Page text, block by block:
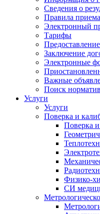
Сведения о
Правила
Электронный
Тарифы
Заключение
Электронные
Важные
Поиск
Услуги
Услуги
Поверка и
Поверка
Физико-
СИ